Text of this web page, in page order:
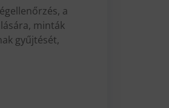
a
minták
gyűjtését,